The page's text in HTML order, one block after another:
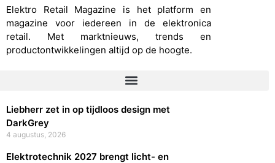
Elektro Retail Magazine is het platform en
magazine voor iedereen in de elektronica
retail. Met marktnieuws, trends en
productontwikkelingen altijd op de hoogte.
Liebherr zet in op tijdloos design met
DarkGrey
4 augustus, 2026
Elektrotechnik 2027 brengt licht- en